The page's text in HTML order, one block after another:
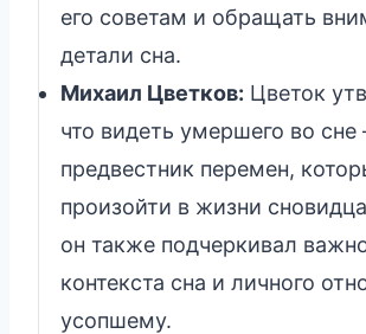
его советам и обращать
детали сна.
Михаил Цветков: Цветок
что видеть умершего во сне
предвестник перемен,
произойти в жизни
он также подчеркивал
контекста сна и личного
усопшему.